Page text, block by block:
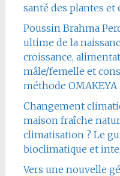
santé des plantes
Poussin Brahma
ultime de la
croissance,
mâle/femelle et
méthode OMAKEYA
Changement
maison fraîche
climatisation ? Le
bioclimatique et
Vers une nouvelle